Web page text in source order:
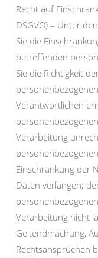
Recht auf
DSGVO) – Unter
Sie die
betreffenden
Sie die Richtigkeit
Verantwortlichen
Verarbeitung
Einschränkung der
Daten verlangen;
Verarbeitung nicht
Geltendmachung,
Rechtsansprüchen